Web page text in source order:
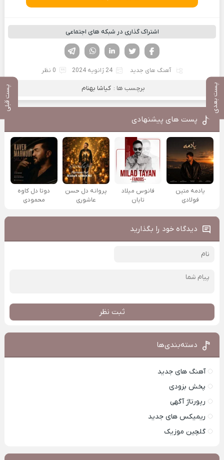
پست بعدی پست قبلی
اشتراک گذاری در شبکه های اجتماعی
لینکدین تویتر
فیسوک
آهنگ های جدید 24 ژانویه 2024 0 نظر
برچسب ها : کیاشا بهنام
پست های پیشنهادی
یادمه متین
فولادی
فانوس میلاد
تایان
پروانه دل حسن
عاشوری
دوتا دل کاوه
محمودی
دیدگاه خود را بگذارید
ثبت نظر
دسته‌بندی‌ها
آهنگ های جدید
پخش بزودی
رپورتاژ آگهی
ریمیکس های جدید
گلچین موزیک